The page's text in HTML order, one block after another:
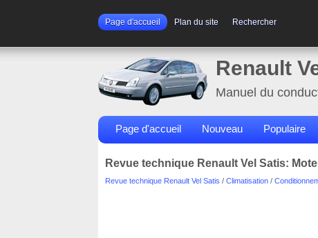
Page d'accueil Plan du site Rechercher
Renault
Manuel du
Page d'accueil Nouveau Populaire
Revue technique Renault Vel Satis:
Revue technique Renault Vel Satis / Climatisation /